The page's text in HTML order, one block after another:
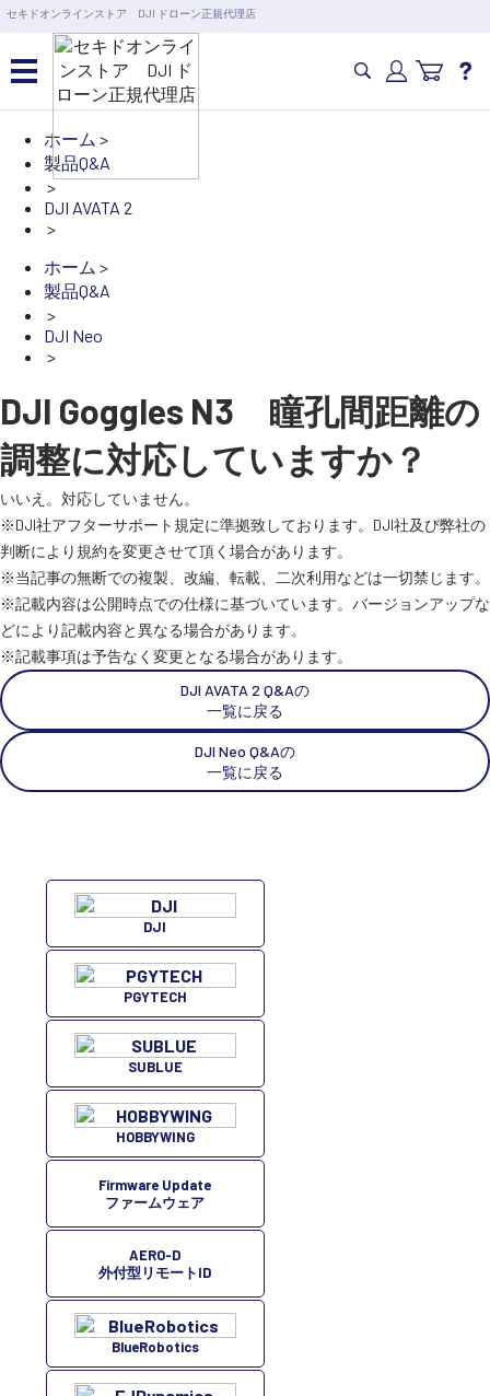
セキドオンラインストア DJI ドローン正規代理店
営業日の15時まで即日出荷
6,000円以上のご購入で送料無料！ポイント1%還元 >>
カメラドローン・生活家電
カメラ・スタビライザー
RC・ロボット部品
スペシャルコンテンツ 定期配信!
サポート・Q&A / 法人・学生のお客様
取扱店舗一覧
SEKIDO
SEKIDO 会社概要
ホーム >
製品Q&A
>
DJI AVATA 2
>
ホーム >
製品Q&A
>
DJI Neo
>
DJI Goggles N3 瞳孔間距離の
調整に対応していますか？
いいえ。対応していません。
※DJI社アフターサポート規定に準拠致しております。DJI社及び弊社の
判断により規約を変更させて頂く場合があります。
※当記事の無断での複製、改編、転載、二次利用などは一切禁じます。
※記載内容は公開時点での仕様に基づいています。バージョンアップな
どにより記載内容と異なる場合があります。
※記載事項は予告なく変更となる場合があります。
DJI AVATA 2 Q&Aの
一覧に戻る
DJI Neo Q&Aの
一覧に戻る
DJI
PGYTECH
SUBLUE
HOBBYWING
Firmware Update
ファームウェア
AERO-D
外付型リモートID
BlueRobotics